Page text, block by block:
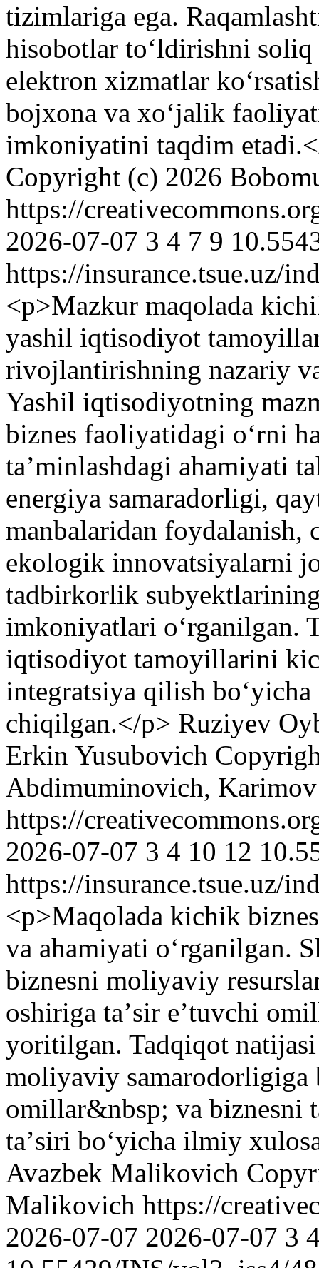
tizimlariga ega.
hisobotlar toʻldirishni
elektron xizmatlar
bojxona va xoʻjalik
imkoniyatini taqdim
Copyright (c) 2026
https://
2026-07-07 3 4 7 9
https://insurance.tsue.uz/
<p>Mazkur maqolada
yashil iqtisodiyot
rivojlantirishning nazariy
Yashil iqtisodiyotning
biznes faoliyatidagi o‘rni
ta’minlashdagi ahamiyati
energiya samaradorligi,
manbalaridan foydalanish,
ekologik innovatsiyalarni
tadbirkorlik
imkoniyatlari o‘rganilgan.
iqtisodiyot tamoyillarini
integratsiya qilish
chiqilgan.</p> Ruziyev
Erkin Yusubovich
Abdimuminovich,
https://
2026-07-07 3 4 10 12
https://insurance.tsue.uz/
<p>Maqolada kichik
va ahamiyati oʻrganilgan.
biznesni moliyaviy
oshiriga taʼsir eʼtuvchi
yoritilgan. Tadqiqot
moliyaviy samarodorligiga
omillar&nbsp; va biznesni
taʼsiri boʻyicha ilmiy
Avazbek Malikovich
Malikovich https://
2026-07-07 2026-07-07 3